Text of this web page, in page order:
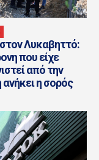
Λυκαβηττό:
που είχε
από την
η σορός